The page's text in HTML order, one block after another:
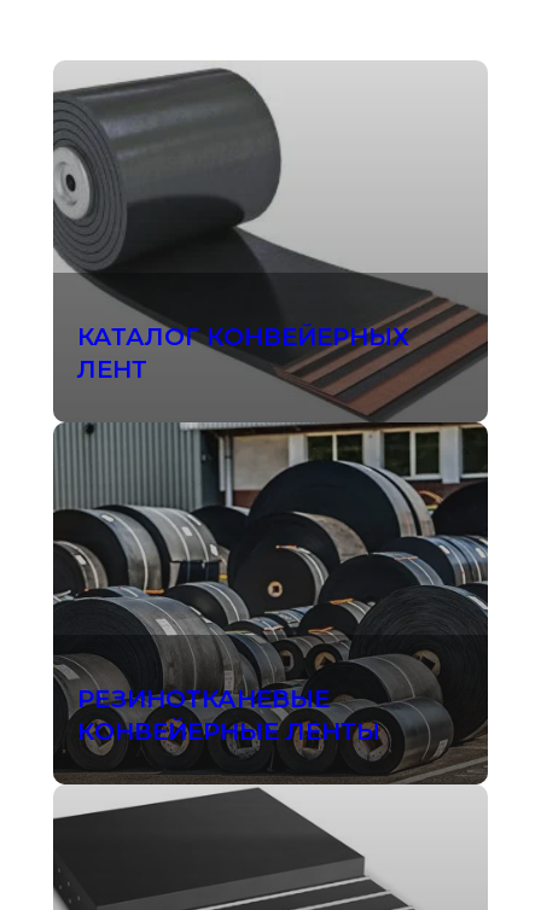
КАТАЛОГ КОНВЕЙЕРНЫХ
ЛЕНТ
РЕЗИНОТКАНЕВЫЕ
КОНВЕЙЕРНЫЕ ЛЕНТЫ